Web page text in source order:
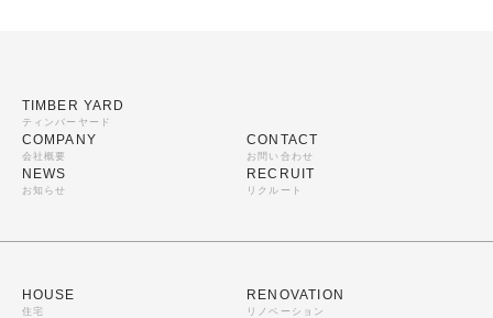
TIMBER YARD
ティンバーヤード
COMPANY
会社概要
NEWS
お知らせ
CONTACT
お問い合わせ
RECRUIT
リクルート
HOUSE
住宅
RENOVATION
リノベーション